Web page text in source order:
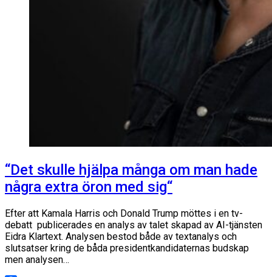
“Det skulle hjälpa många om man hade
några extra öron med sig“
Efter att Kamala Harris och Donald Trump möttes i en tv-
debatt publicerades en analys av talet skapad av AI-tjänsten
Eidra Klartext. Analysen bestod både av textanalys och
slutsatser kring de båda presidentkandidaternas budskap
men analysen…